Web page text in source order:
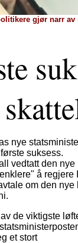
gjør narr
nye
suksess.
vedtatt den nye
å regjere
om den nye
de viktigste
et stort